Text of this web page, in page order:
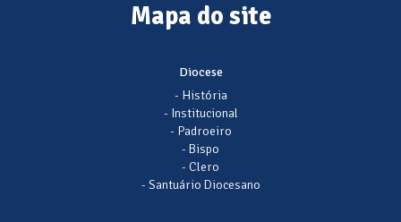
Mapa do site
Diocese
- História
- Institucional
- Padroeiro
- Bispo
- Clero
- Santuário Diocesano